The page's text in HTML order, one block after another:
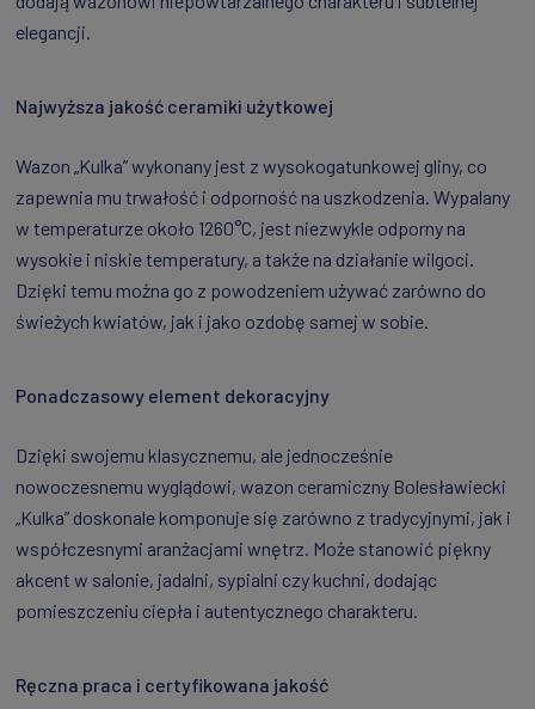
elegancji.
Najwyższa jakość ceramiki użytkowej
Wazon „Kulka” wykonany jest z wysokogatunkowej gliny, co
zapewnia mu trwałość i odporność na uszkodzenia. Wypalany
w temperaturze około 1260°C, jest niezwykle odporny na
wysokie i niskie temperatury, a także na działanie wilgoci.
Dzięki temu można go z powodzeniem używać zarówno do
świeżych kwiatów, jak i jako ozdobę samej w sobie.
Ponadczasowy element dekoracyjny
Dzięki swojemu klasycznemu, ale jednocześnie
nowoczesnemu wyglądowi, wazon ceramiczny Bolesławiecki
„Kulka” doskonale komponuje się zarówno z tradycyjnymi, jak i
współczesnymi aranżacjami wnętrz. Może stanowić piękny
akcent w salonie, jadalni, sypialni czy kuchni, dodając
pomieszczeniu ciepła i autentycznego charakteru.
Ręczna praca i certyfikowana jakość